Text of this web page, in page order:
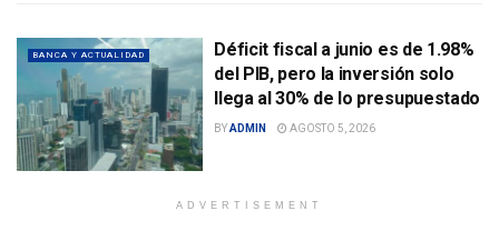
BANCA Y ACTUALIDAD
Déficit fiscal a junio es de 1.98%
del PIB, pero la inversión solo
llega al 30% de lo presupuestado
BYADMIN AGOSTO 5, 2026
ADVERTISEMENT